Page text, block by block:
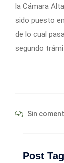
la Cámara
sido puesto
de lo cual
segundo
Sin
Post